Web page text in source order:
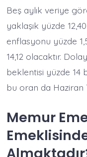
Beş aylık veriye
yaklaşık yüzde
enflasyonu yüzde
14,12 olacaktır.
beklentisi yüzde 14
bu oran da Haziran
Memur